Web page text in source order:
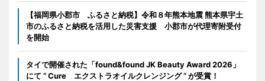
【福岡県小郡市 ふるさと納税】令和８年熊本地震 熊本県宇土
市のふるさと納税を活用した災害支援 小郡市が代理寄附受付
を開始
タイで開催された「found&found JK Beauty Award 2026」
にて “ Cure エクストラオイルクレンジング ” が受賞！